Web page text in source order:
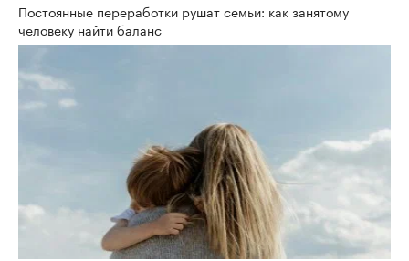
Постоянные переработки рушат семьи: как занятому
человеку найти баланс